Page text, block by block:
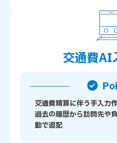
交通費AI
交通費精算に伴う手入力
過去の履歴から訪問先や
動で追記